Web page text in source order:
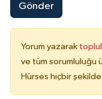
Gönder
Yorum yazarak
ve tüm sorumluluğu
Hürses hiçbir